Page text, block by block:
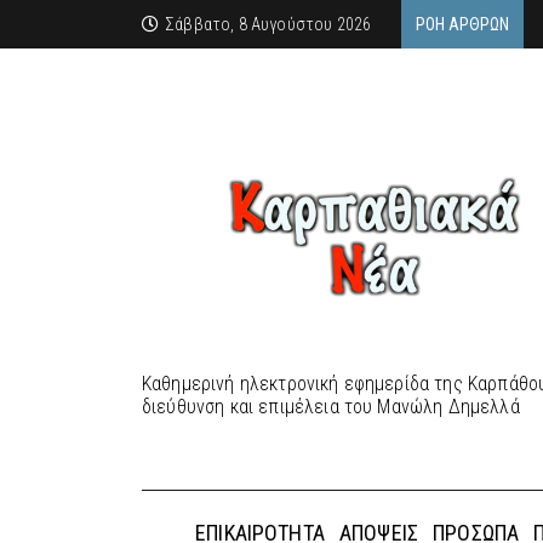
Σάββατο, 8 Αυγούστου 2026 ΡΟΉ ΆΡΘΡΩΝ
Καθημερινή ηλεκτρονική εφημερίδα της
διεύθυνση και επιμέλεια του Μανώλη Δημελλά
ΕΠΙΚΑΙΡΌΤΗΤΑ ΑΠΌΨΕΙΣ ΠΡΌΣΩΠΑ